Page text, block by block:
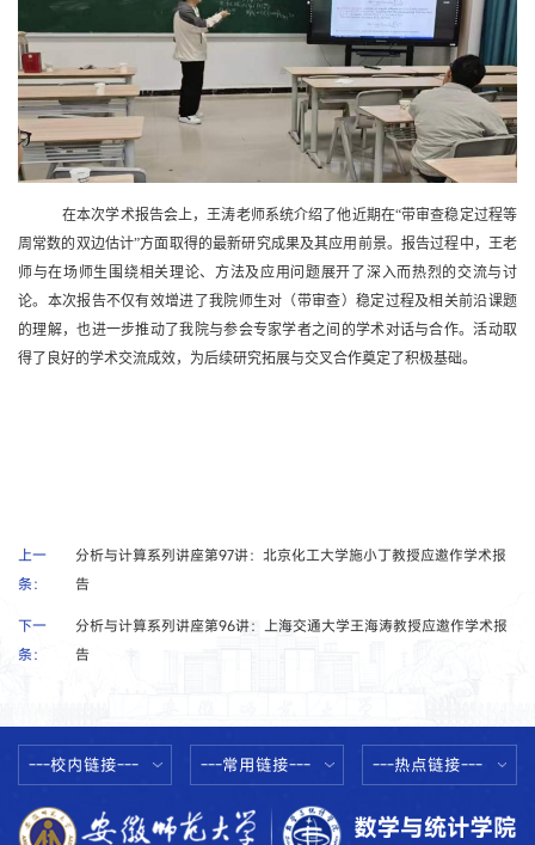
在本次学术报告会上，王涛老师系统介绍了他近期在“带审查稳定过程等
周常数的双边估计”方面取得的最新研究成果及其应用前景。报告过程中，王老
师与在场师生围绕相关理论、方法及应用问题展开了深入而热烈的交流与讨
论。本次报告不仅有效增进了我院师生对（带审查）稳定过程及相关前沿课题
的理解，也进一步推动了我院与参会专家学者之间的学术对话与合作。活动取
得了良好的学术交流成效，为后续研究拓展与交叉合作奠定了积极基础。
上一
条：
分析与计算系列讲座第97讲：北京化工大学施小丁教授应邀作学术报
告
下一
条：
分析与计算系列讲座第96讲：上海交通大学王海涛教授应邀作学术报
告
---校内链接--- ---常用链接--- ---热点链接---